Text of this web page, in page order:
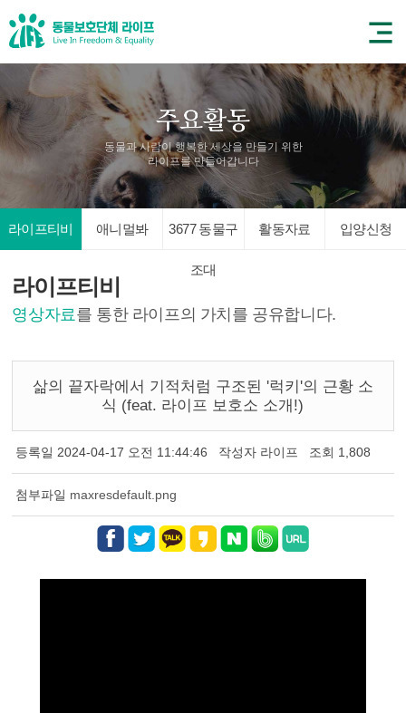
동물과 사람이 행복한 세상을 만들기 위한
라이프를 만들어갑니다
라이프티비 애니멀봐 3677 동물구
조대
활동자료 입양신청
라이프티비
영상자료를 통한 라이프의 가치를 공유합니다.
삶의 끝자락에서 기적처럼 구조된 '럭키'의 근황 소
식 (feat. 라이프 보호소 소개!)
등록일 2024-04-17 오전 11:44:46 작성자 라이프 조회 1,808
첨부파일 maxresdefault.png